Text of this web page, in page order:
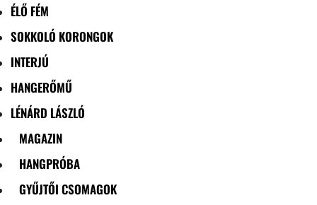
ÉLŐ FÉM
SOKKOLÓ KORONGOK
INTERJÚ
HANGERŐMŰ
LÉNÁRD LÁSZLÓ
MAGAZIN
HANGPRÓBA
GYŰJTŐI CSOMAGOK